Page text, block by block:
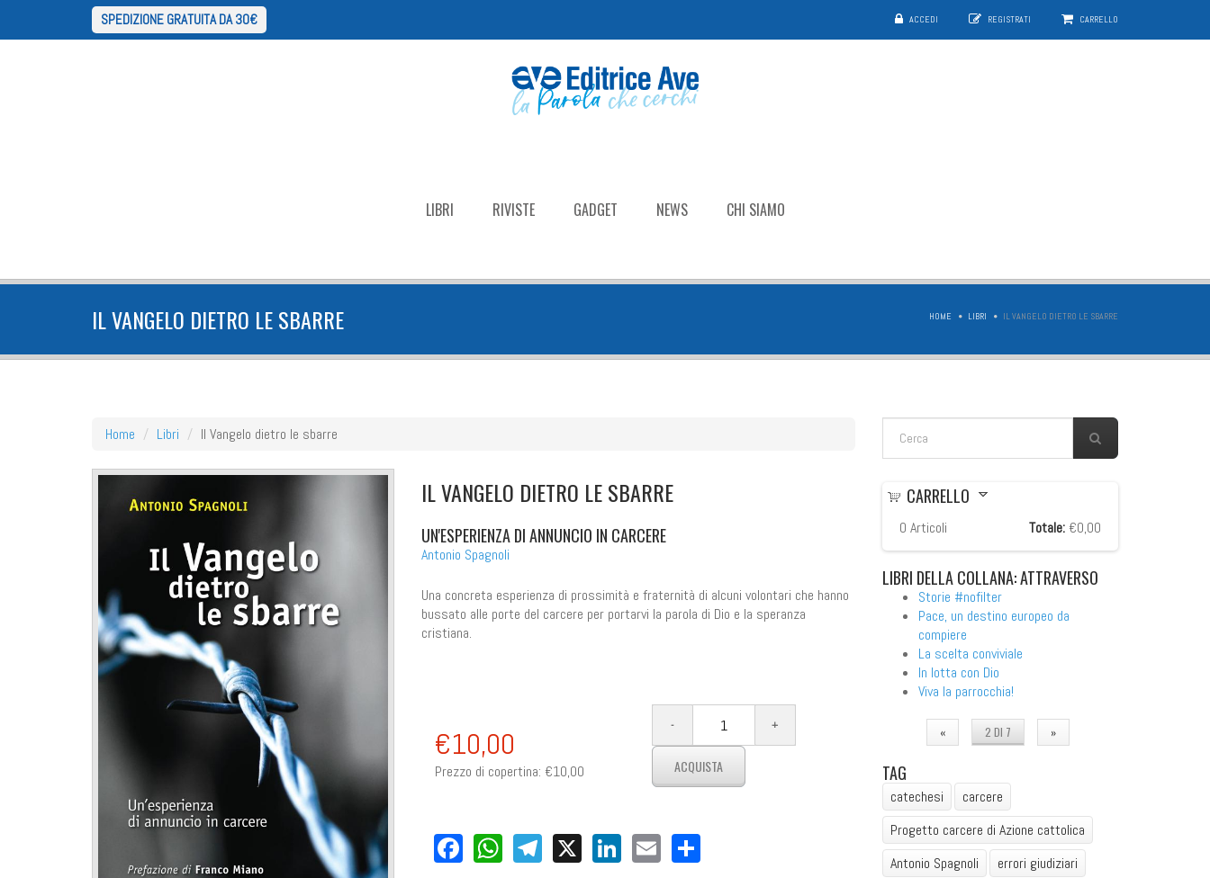
SPEDIZIONE GRATUITA DA 30€ ACCEDI REGISTRATI CARRELLO
LIBRI RIVISTE GADGET NEWS CHI SIAMO
IL VANGELO DIETRO LE SBARRE HOME LIBRI IL VANGELO DIETRO LE SBARRE
Home Libri Il Vangelo dietro le sbarre FORM DI RICERCA
IL VANGELO DIETRO LE SBARRE
UN'ESPERIENZA DI ANNUNCIO IN CARCERE
Antonio Spagnoli
Una concreta esperienza di prossimità e fraternità di alcuni volontari che hanno
bussato alle porte del carcere per portarvi la parola di Dio e la speranza
cristiana.
€10,00
Prezzo di copertina: €10,00
Facebook
WhatsApp
Telegram
X LinkedIn
EmailShare
CARRELLO
0 Articoli Totale: €0,00
LIBRI DELLA COLLANA: ATTRAVERSO
Storie #nofilter
Pace, un destino europeo da
compiere
La scelta conviviale
In lotta con Dio
Viva la parrocchia!
« 2 DI 7 »
TAG
catechesi
carcere
Progetto carcere di Azione cattolica
Antonio Spagnoli
errori giudiziari